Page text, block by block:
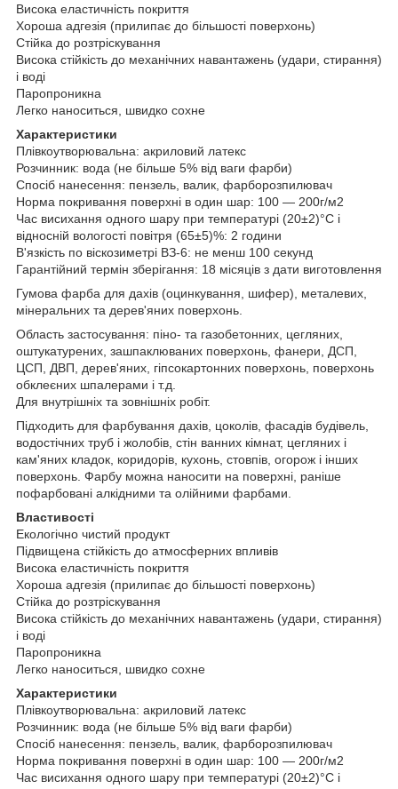
Висока еластичність покриття
Хороша адгезія (прилипає до більшості поверхонь)
Стійка до розтріскування
Висока стійкість до механічних навантажень (удари, стирання)
і воді
Паропроникна
Легко наноситься, швидко сохне
Характеристики
Плівкоутворювальна: акриловий латекс
Розчинник: вода (не більше 5% від ваги фарби)
Спосіб нанесення: пензель, валик, фарборозпилювач
Норма покривання поверхні в один шар: 100 ― 200г/м2
Час висихання одного шару при температурі (20±2)°С і
відносній вологості повітря (65±5)%: 2 години
В'язкість по віскозиметрі ВЗ-6: не менш 100 секунд
Гарантійний термін зберігання: 18 місяців з дати виготовлення
Гумова фарба для дахів (оцинкування, шифер), металевих,
мінеральних та дерев'яних поверхонь.
Область застосування: піно- та газобетонних, цегляних,
оштукатурених, зашпаклюваних поверхонь, фанери, ДСП,
ЦСП, ДВП, дерев'яних, гіпсокартонних поверхонь, поверхонь
обклеєних шпалерами і т.д.
Для внутрішніх та зовнішніх робіт.
Підходить для фарбування дахів, цоколів, фасадів будівель,
водостічних труб і жолобів, стін ванних кімнат, цегляних і
кам'яних кладок, коридорів, кухонь, стовпів, огорож і інших
поверхонь. Фарбу можна наносити на поверхні, раніше
пофарбовані алкідними та олійними фарбами.
Властивості
Екологічно чистий продукт
Підвищена стійкість до атмосферних впливів
Висока еластичність покриття
Хороша адгезія (прилипає до більшості поверхонь)
Стійка до розтріскування
Висока стійкість до механічних навантажень (удари, стирання)
і воді
Паропроникна
Легко наноситься, швидко сохне
Характеристики
Плівкоутворювальна: акриловий латекс
Розчинник: вода (не більше 5% від ваги фарби)
Спосіб нанесення: пензель, валик, фарборозпилювач
Норма покривання поверхні в один шар: 100 ― 200г/м2
Час висихання одного шару при температурі (20±2)°С і